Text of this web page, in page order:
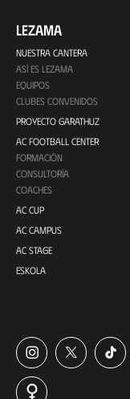
LEZAMA
NUESTRA CANTERA
ASÍ ES LEZAMA
EQUIPOS
CLUBES CONVENIDOS
PROYECTO GARATHUZ
AC FOOTBALL CENTER
FORMACIÓN
CONSULTORÍA
COACHES
AC CUP
AC CAMPUS
AC STAGE
ESKOLA